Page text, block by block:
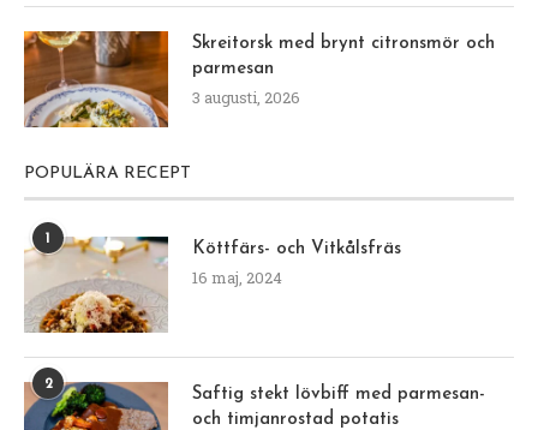
Skreitorsk med brynt citronsmör och
parmesan
3 augusti, 2026
POPULÄRA RECEPT
1
Köttfärs- och Vitkålsfräs
16 maj, 2024
2
Saftig stekt lövbiff med parmesan-
och timjanrostad potatis